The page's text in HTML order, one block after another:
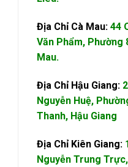
Địa Chỉ Cà Mau: 44
Văn Phẩm, Phường
Mau.
Địa Chỉ Hậu Giang:
Nguyễn Huệ,
Thanh, Hậu Giang
Địa Chỉ Kiên Giang:
Nguyễn Trung